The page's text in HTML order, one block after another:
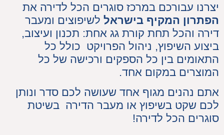
יצרנו עבורכם במרכז סוגרים הכל לדירה את
הפתרון המקיף בישראל לשיפוצים ומעבר
דירה והכל תחת קורת גג אחת: תכנון ועיצוב,
ביצוע השיפוץ, ניהול הפרויקט כולל כל
התאומים בין כל הספקים ורכישה של כל
המוצרים במקום אחד.
אתם נהנים מגוף אחד שעושה לכם סדר ונותן
לכם שקט בשיפוץ או מעבר הדירה בשיטת
סוגרים הכל לדירה!